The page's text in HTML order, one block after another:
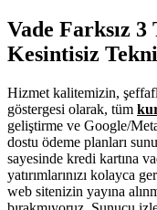
Vade Farksız 3
Kesintisiz
Hizmet kalitemizin,
göstergesi olarak, tüm
geliştirme ve Google/
dostu ödeme planları
sayesinde kredi kartına
yatırımlarınızı kolayca
web sitenizin yayına